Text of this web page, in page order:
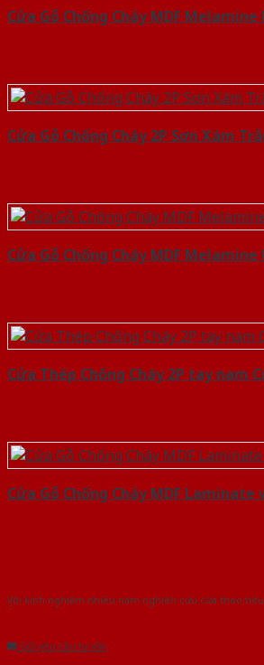
Cửa Gỗ Chống Cháy MDF Melamine
Cửa Gỗ Chống Cháy 2P Sơn Xám
Cửa Gỗ Chống Cháy MDF Melamine
Cửa Thép Chống Cháy 2P tay nam
Cửa Gỗ Chống Cháy MDF Laminate
Với kinh nghiệm nhiêu năm nghiên cứu cửa theo
Gửi yêu cầu tư vấn